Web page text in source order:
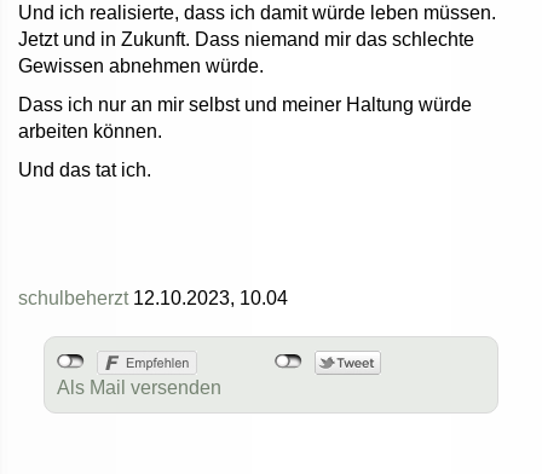
Und ich realisierte, dass ich damit würde leben müssen.
Jetzt und in Zukunft. Dass niemand mir das schlechte
Gewissen abnehmen würde.
Dass ich nur an mir selbst und meiner Haltung würde
arbeiten können.
Und das tat ich.
schulbeherzt12.10.2023, 10.04
Als Mail versenden